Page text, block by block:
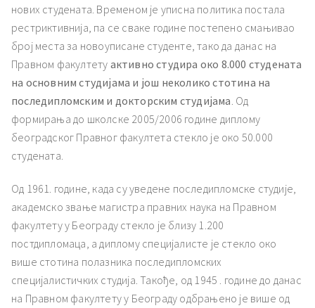
нових студената. Временом је уписна политика постала
рестриктивнија, па се сваке године постепено смањивао
број места за новоуписане студенте, тако да данас на
Правном факултету активно студира око 8.000 студената
на основним студијама и још неколико стотина на
последипломским и докторским студијама . Од
формирања до школске 2005/2006 године диплому
београдског Правног факултета стекло је око 50.000
студената.
Од 1961. године, када су уведене последипломске студије,
академско звање магистра правних наука на Правном
факултету у Београду стекло је близу 1.200
постдипломаца, а диплому специјалисте је стекло око
више стотина полазника последипломских
специјалистичких студија. Такође, од 1945 . године до данас
на Правном факултету у Београду одбрањено је више од